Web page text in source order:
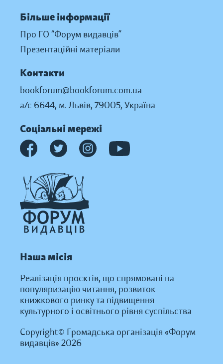
Більше інформації
Про ГО “Форум видавців”
Презентаційні матеріали
Контакти
bookforum@bookforum.com.ua
а/с 6644, м. Львів, 79005, Україна
Соціальні мережі
Наша місія
Реалізація проєктів, що спрямовані на
популяризацію читання, розвиток
книжкового ринку та підвищення
культурного і освітнього рівня суспільства
Copyright© Громадська організація «Форум
видавців» 2026